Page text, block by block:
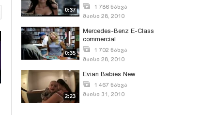
0:37
POWER OF THE CRUNCH
1 786 ნახვა
მაისი 28, 2010
0:35
Mercedes-Benz E-Class
commercial
1 702 ნახვა
მაისი 28, 2010
2:23
Evian Babies New
1 467 ნახვა
მაისი 31, 2010